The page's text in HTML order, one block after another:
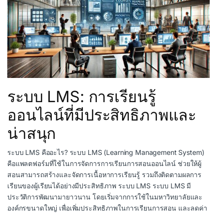
ระบบ LMS: การเรียนรู้
ออนไลน์ที่มีประสิทธิภาพและ
น่าสนุก
ระบบ LMS คืออะไร? ระบบ LMS (Learning Management System)
คือแพลตฟอร์มที่ใช้ในการจัดการการเรียนการสอนออนไลน์ ช่วยให้ผู้
สอนสามารถสร้างและจัดการเนื้อหาการเรียนรู้ รวมถึงติดตามผลการ
เรียนของผู้เรียนได้อย่างมีประสิทธิภาพ ระบบ LMS ระบบ LMS มี
ประวัติการพัฒนามายาวนาน โดยเริ่มจากการใช้ในมหาวิทยาลัยและ
องค์กรขนาดใหญ่ เพื่อเพิ่มประสิทธิภาพในการเรียนการสอน และลดค่า